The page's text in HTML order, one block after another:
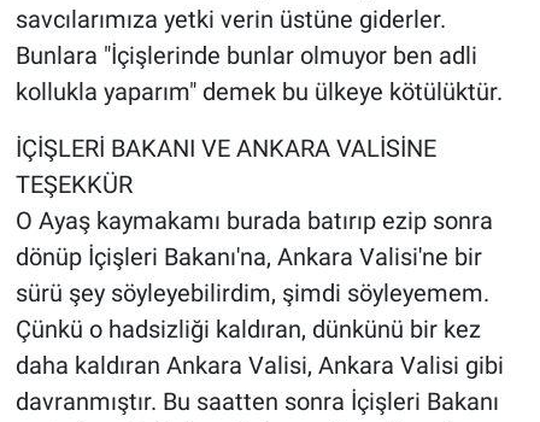
savcılarımıza yetki verin üstüne giderler.
Bunlara "İçişlerinde bunlar olmuyor ben adli
kollukla yaparım" demek bu ülkeye kötülüktür.
İÇİŞLERİ BAKANI VE ANKARA VALİSİNE
TEŞEKKÜR
O Ayaş kaymakamı burada batırıp ezip sonra
dönüp İçişleri Bakanı'na, Ankara Valisi'ne bir
sürü şey söyleyebilirdim, şimdi söyleyemem.
Çünkü o hadsizliği kaldıran, dünkünü bir kez
daha kaldıran Ankara Valisi, Ankara Valisi gibi
davranmıştır. Bu saatten sonra İçişleri Bakanı